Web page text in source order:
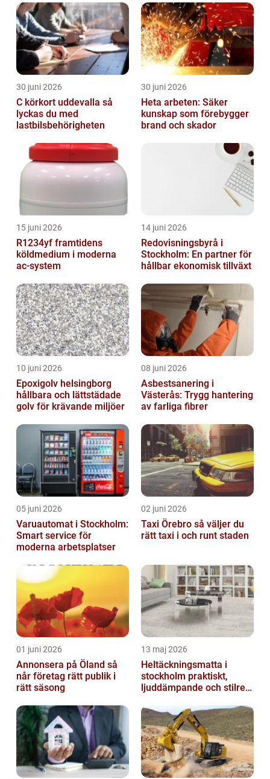
30 juni 2026
C körkort uddevalla så
lyckas du med
lastbilsbehörigheten
30 juni 2026
Heta arbeten: Säker
kunskap som förebygger
brand och skador
15 juni 2026
R1234yf framtidens
köldmedium i moderna
ac-system
14 juni 2026
Redovisningsbyrå i
Stockholm: En partner för
hållbar ekonomisk tillväxt
10 juni 2026
Epoxigolv helsingborg
hållbara och lättstädade
golv för krävande miljöer
08 juni 2026
Asbestsanering i
Västerås: Trygg hantering
av farliga fibrer
05 juni 2026
Varuautomat i Stockholm:
Smart service för
moderna arbetsplatser
02 juni 2026
Taxi Örebro så väljer du
rätt taxi i och runt staden
01 juni 2026
Annonsera på Öland så
når företag rätt publik i
rätt säsong
13 maj 2026
Heltäckningsmatta i
stockholm praktiskt,
ljuddämpande och stilrent